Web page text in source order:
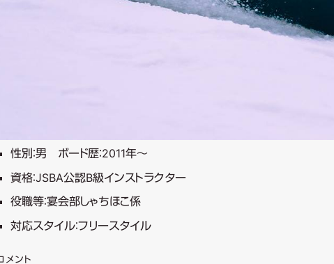
性別：男 ボード歴：2011年～
資格：JSBA公認B級インストラクター
役職等：宴会部しゃちほこ係
対応スタイル：フリースタイル
メント